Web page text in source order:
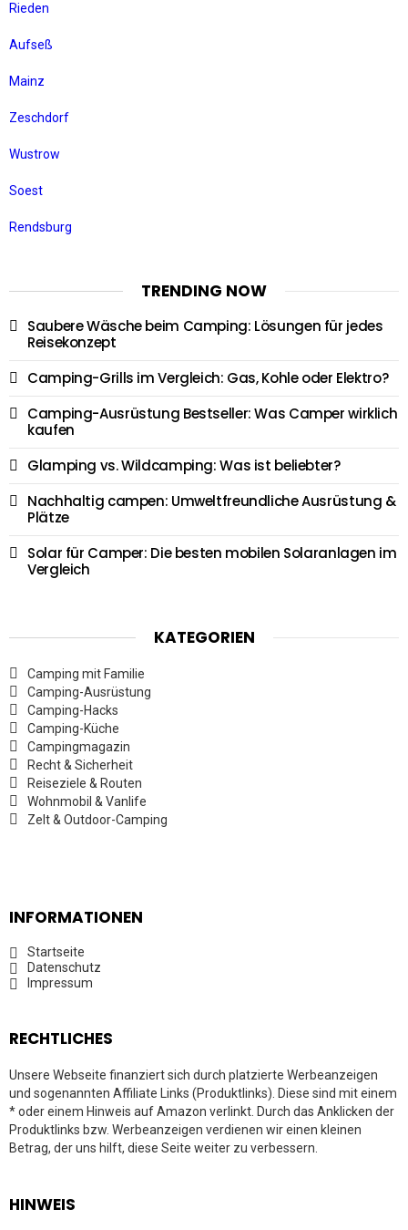
Rieden
Aufseß
Mainz
Zeschdorf
Wustrow
Soest
Rendsburg
TRENDING NOW
Saubere Wäsche beim Camping: Lösungen für jedes
Reisekonzept
Camping-Grills im Vergleich: Gas, Kohle oder Elektro?
Camping-Ausrüstung Bestseller: Was Camper wirklich
kaufen
Glamping vs. Wildcamping: Was ist beliebter?
Nachhaltig campen: Umweltfreundliche Ausrüstung &
Plätze
Solar für Camper: Die besten mobilen Solaranlagen im
Vergleich
KATEGORIEN
Camping mit Familie
Camping-Ausrüstung
Camping-Hacks
Camping-Küche
Campingmagazin
Recht & Sicherheit
Reiseziele & Routen
Wohnmobil & Vanlife
Zelt & Outdoor-Camping
INFORMATIONEN
Startseite
Datenschutz
Impressum
RECHTLICHES
Unsere Webseite finanziert sich durch platzierte Werbeanzeigen
und sogenannten Affiliate Links (Produktlinks). Diese sind mit einem
* oder einem Hinweis auf Amazon verlinkt. Durch das Anklicken der
Produktlinks bzw. Werbeanzeigen verdienen wir einen kleinen
Betrag, der uns hilft, diese Seite weiter zu verbessern.
HINWEIS